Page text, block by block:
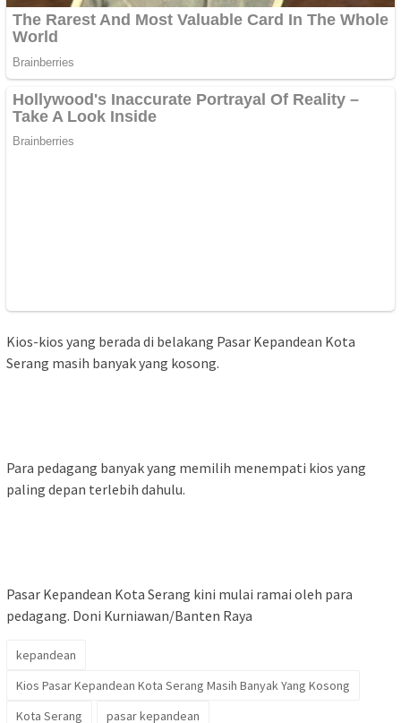
Kios-kios yang berada di belakang Pasar Kepandean Kota
Serang masih banyak yang kosong.
Para pedagang banyak yang memilih menempati kios yang
paling depan terlebih dahulu.
Pasar Kepandean Kota Serang kini mulai ramai oleh para
pedagang. Doni Kurniawan/Banten Raya
kepandean
Kios Pasar Kepandean Kota Serang Masih Banyak Yang Kosong
Kota Serang
pasar kepandean